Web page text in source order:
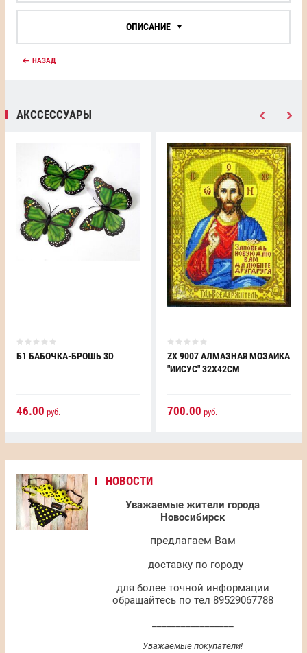
НОВОСТИ
Уважаемые жители города
Новосибирск
предлагаем Вам
доставку по городу
для более точной информации
обращайтесь по тел 89529067788
Уважаемые покупатели!
ОПИСАНИЕ
НАЗАД
АКССЕССУАРЫ
Б1 БАБОЧКА-БРОШЬ 3D
46.00 руб.
ZX 9007 АЛМАЗНАЯ МОЗАИКА
"ИИСУС" 32Х42СМ
700.00 руб.